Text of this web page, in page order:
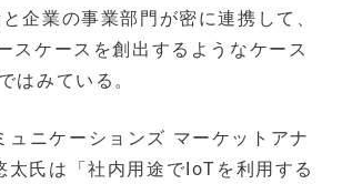
企業の事業部門が密に連携して、
スケースを創出するようなケース
はみている。
ュニケーションズ マーケットアナ
太氏は「社内用途でIoTを利用する